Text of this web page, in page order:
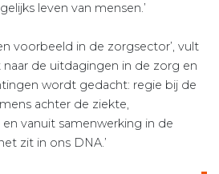
leven van mensen.’
voorbeeld in de zorgsector’, vult
naar de uitdagingen in de zorg en
wordt gedacht: regie bij de
achter de ziekte,
vanuit samenwerking in de
zit in ons DNA.’